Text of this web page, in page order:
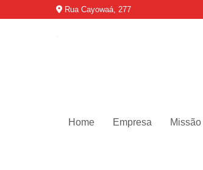
Rua Cayowaá, 277
Home Empresa Missão